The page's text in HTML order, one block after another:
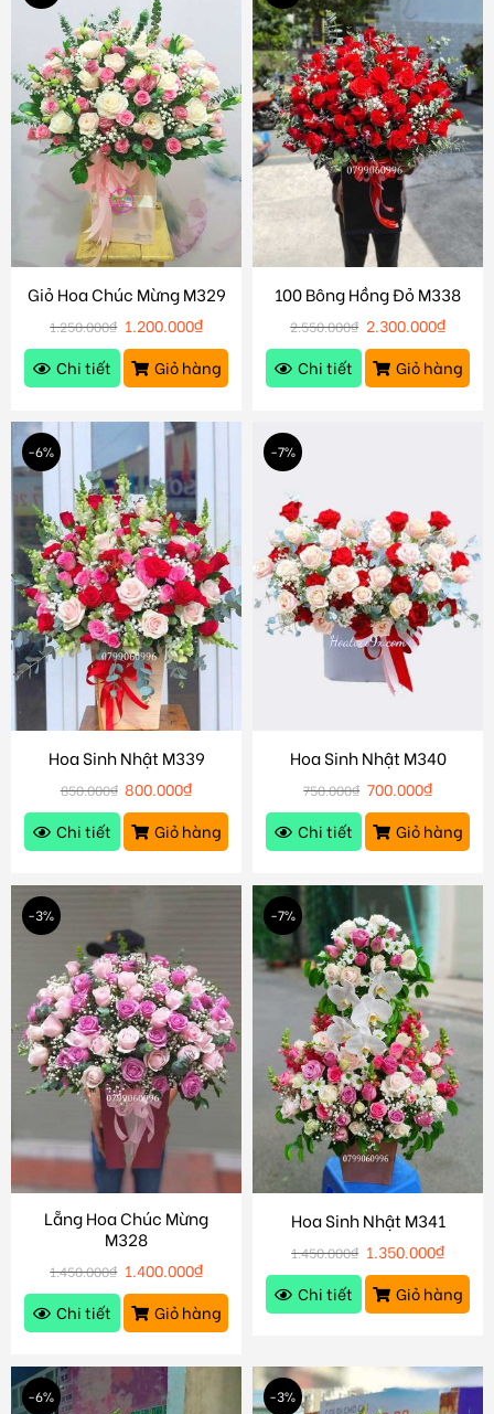
Giỏ Hoa Chúc Mừng M329
1.250.000₫ 1.200.000₫
Chi tiết
Giỏ hàng
100 Bông Hồng Đỏ M338
2.550.000₫ 2.300.000₫
Chi tiết
Giỏ hàng
-6%
Hoa Sinh Nhật M339
850.000₫ 800.000₫
Chi tiết
Giỏ hàng
-7%
Hoa Sinh Nhật M340
750.000₫ 700.000₫
Chi tiết
Giỏ hàng
-3%
Lẵng Hoa Chúc Mừng
M328
1.450.000₫ 1.400.000₫
Chi tiết
Giỏ hàng
-7%
Hoa Sinh Nhật M341
1.450.000₫ 1.350.000₫
Chi tiết
Giỏ hàng
-6% -3%